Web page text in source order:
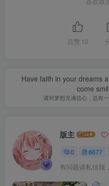
[8.6]
封疆疆v – NO.069 彼得 史
封疆疆v – NO.068 碧蓝航线
[7.9]
点赞 13
Have faith in your dreams
come
请对梦想充满信心，总有
版主
0 6677